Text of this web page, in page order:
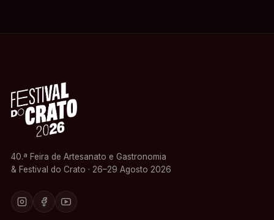
40.ª Feira de Artesanato e Gastronomia
& Festival do Crato · 26–29 Agosto 2026